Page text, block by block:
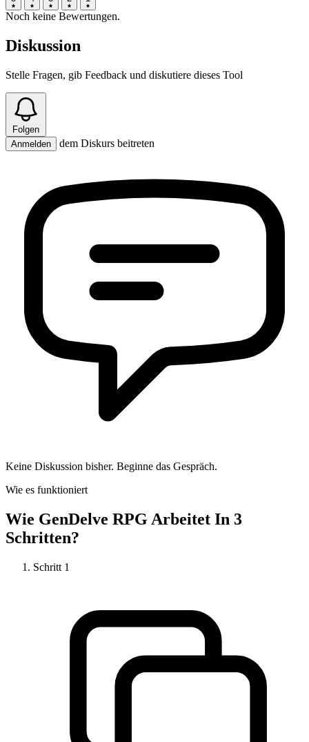
Noch keine Bewertungen.
Diskussion
Stelle Fragen, gib Feedback und diskutiere dieses Tool
Folgen
Anmelden
dem Diskurs beitreten
Keine Diskussion bisher. Beginne das Gespräch.
Wie es funktioniert
Wie GenDelve RPG Arbeitet In 3
Schritten?
Schritt 1